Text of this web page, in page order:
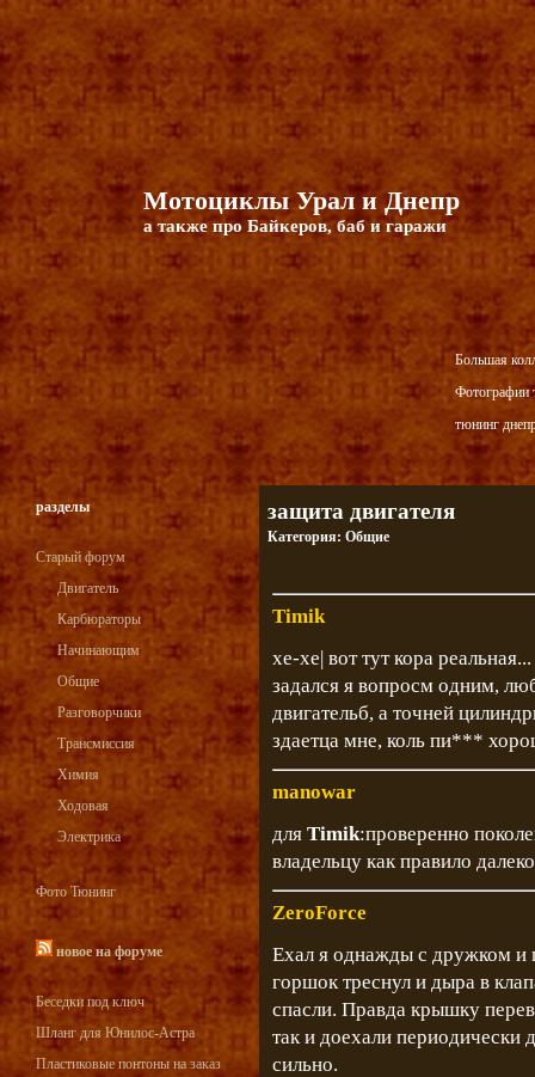
Мотоциклы Урал и Днепр
а также про Байкеров, баб и гаражи
Большая
Фотографии
тюнинг
разделы
Старый форум
Двигатель
Карбюраторы
Начинающим
Общие
Разговорчики
Трансмиссия
Химия
Ходовая
Электрика
Фото Тюнинг
новое на форуме
Беседки под ключ
Шланг для Юнилос-Астра
Пластиковые понтоны на заказ
защита двигателя
Категория: Общие
Timik
хе-хе| вот тут кора реальная...
задался я вопросм одним,
двигательб, а точней
здаетца мне, коль пи***
manowar
для Timik:проверенно
владельцу как правило
ZeroForce
Ехал я однажды с дружком и
горшок треснул и дыра в
спасли. Правда крышку
так и доехали периодически
сильно.